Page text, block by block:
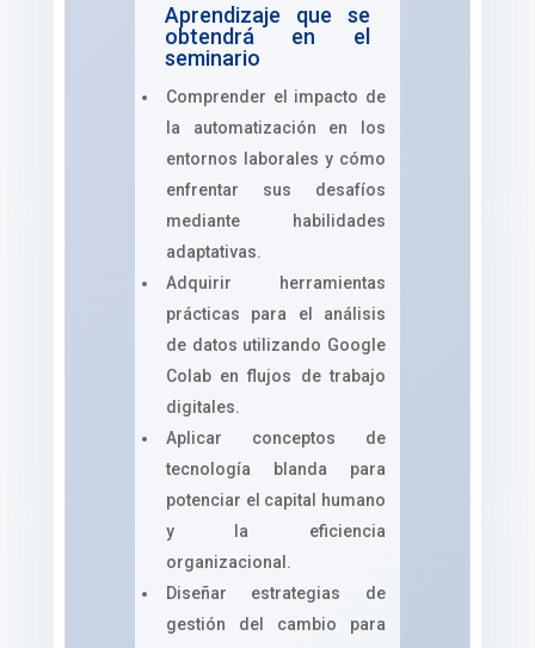
Aprendizaje que se
obtendrá en el
seminario
Comprender el impacto de
la automatización en los
entornos laborales y cómo
enfrentar sus desafíos
mediante habilidades
adaptativas.
Adquirir herramientas
prácticas para el análisis
de datos utilizando Google
Colab en flujos de trabajo
digitales.
Aplicar conceptos de
tecnología blanda para
potenciar el capital humano
y la eficiencia
organizacional.
Diseñar estrategias de
gestión del cambio para